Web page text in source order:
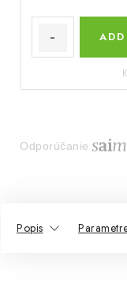
Odporúčanie
Popis